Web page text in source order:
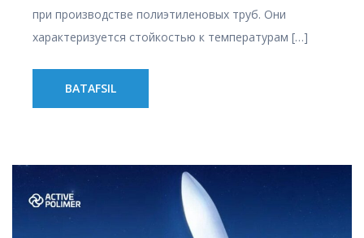
при производстве полиэтиленовых труб. Они
характеризуется стойкостью к температурам […]
BATAFSIL